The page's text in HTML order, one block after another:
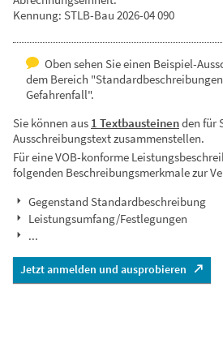
Kennung: STLB-Bau 2026-04 090
Oben sehen Sie einen Beispiel-
dem Bereich
Gefahrenfall".
Sie können aus 1 Textbausteinenden für
Ausschreibungstext zusammenstellen.
Für eine VOB-konforme
folgenden Beschreibungsmerkmale zur
Gegenstand Standardbeschreibung
Leistungsumfang/Festlegungen
...
Jetzt anmelden und ausprobieren